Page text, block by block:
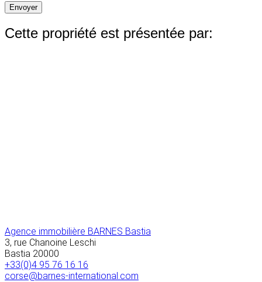
Envoyer
Cette propriété est présentée par:
Agence immobilière BARNES Bastia
3, rue Chanoine Leschi
Bastia 20000
+33(0)4 95 76 16 16
corse@barnes-international.com